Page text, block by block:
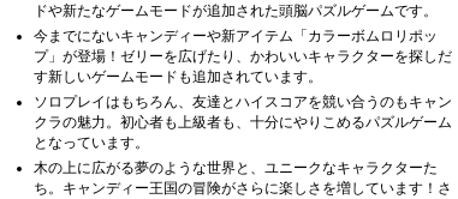
ドや新たなゲームモードが追加された頭脳パズルゲームです。
今までにないキャンディーや新アイテム「カラーボムロリポッ
プ」が登場！ゼリーを広げたり、かわいいキャラクターを探しだ
す新しいゲームモードも追加されています。
ソロプレイはもちろん、友達とハイスコアを競い合うのもキャン
クラの魅力。初心者も上級者も、十分にやりこめるパズルゲーム
となっています。
木の上に広がる夢のような世界と、ユニークなキャラクターた
ち。キャンディー王国の冒険がさらに楽しさを増しています！さ